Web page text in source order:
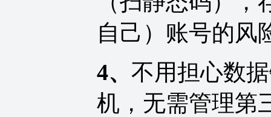
自己）账号的风
4、 不用担心数
机，无需管理第